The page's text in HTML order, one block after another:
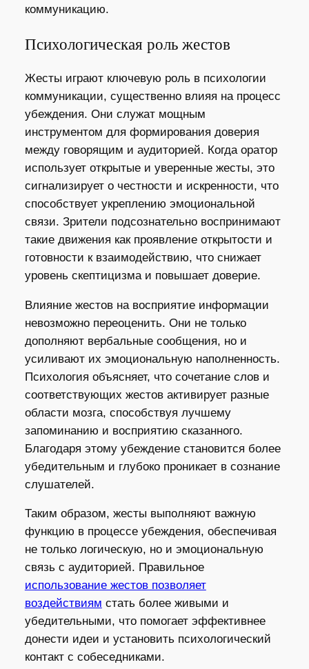
коммуникацию.
Психологическая роль жестов
Жесты играют ключевую роль в психологии
коммуникации, существенно влияя на процесс
убеждения. Они служат мощным
инструментом для формирования доверия
между говорящим и аудиторией. Когда оратор
использует открытые и уверенные жесты, это
сигнализирует о честности и искренности, что
способствует укреплению эмоциональной
связи. Зрители подсознательно воспринимают
такие движения как проявление открытости и
готовности к взаимодействию, что снижает
уровень скептицизма и повышает доверие.
Влияние жестов на восприятие информации
невозможно переоценить. Они не только
дополняют вербальные сообщения, но и
усиливают их эмоциональную наполненность.
Психология объясняет, что сочетание слов и
соответствующих жестов активирует разные
области мозга, способствуя лучшему
запоминанию и восприятию сказанного.
Благодаря этому убеждение становится более
убедительным и глубоко проникает в сознание
слушателей.
Таким образом, жесты выполняют важную
функцию в процессе убеждения, обеспечивая
не только логическую, но и эмоциональную
связь с аудиторией. Правильное
использование жестов позволяет
воздействиям стать более живыми и
убедительными, что помогает эффективнее
донести идеи и установить психологический
контакт с собеседниками.